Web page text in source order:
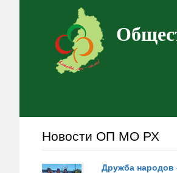
Новости ОП МО РХ
Дружба народов